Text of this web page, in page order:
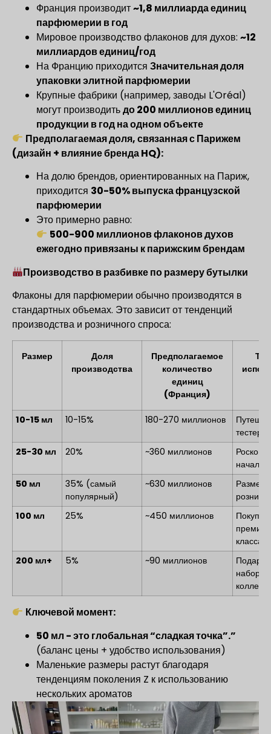
Франция производит~1,8 миллиарда единиц
парфюмерии в год
Мировое производство флаконов для духов: ~12
миллиардов единиц/год
На Францию приходится Значительная доля
упаковки элитной парфюмерии
Крупные фабрики (например, заводы L'Oréal)
могут производитьдо 200 миллионов единиц
продукции в год на одном объекте
Предполагаемая доля, связанная с Парижем
(дизайн + влияние бренда HQ):
На долю брендов, ориентированных на Париж,
приходится 30-50% выпуска французской
парфюмерии
Это примерно равно:
500-900 миллионов флаконов духов
ежегодно привязаны к парижским брендам
Производство в разбивке по размеру бутылки
Флаконы для парфюмерии обычно производятся в
стандартных объемах. Это зависит от тенденций
производства и розничного спроса:
Размер
Доля
производства
Предполагаемое
количество
единиц
(Франция)
10-15 мл 10-15% 180-270 миллионов
тестеры
25-30 мл
20% ~360 миллионов
Роскошь
50 мл
35% (самый
популярный)
~630 миллионов
Размер
100 мл
25% ~450 миллионов
класса
200 мл+
5% ~90 миллионов
наборы,
Ключевой момент:
50 мл - это глобальная “сладкая точка”.”
(баланс цены + удобство использования)
Маленькие размеры растут благодаря
тенденциям поколения Z к использованию
нескольких ароматов